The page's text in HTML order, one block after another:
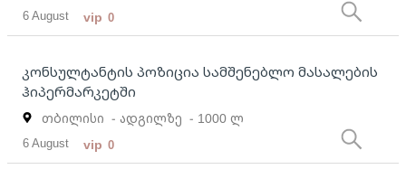
6 August vip 0
კონსულტანტის პოზიცია სამშენებლო მასალების
ჰიპერმარკეტში
თბილისი - ადგილზე - 1000 ლ
6 August vip 0